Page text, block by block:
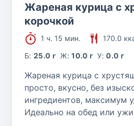
Жареная курица с
корочкой
1 ч. 15 мин.
170.0
Б:25.0 г Ж:10.0 г У:0.0 г
Жареная курица с
просто, вкусно, без
ингредиентов, максимум
Идеально на обед или